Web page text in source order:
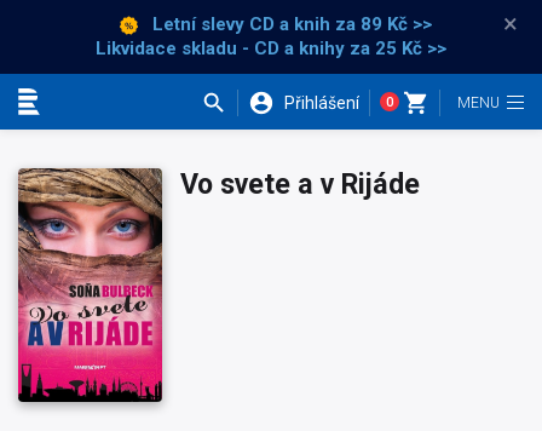
Letní slevy CD a knih za 89 Kč >>
Likvidace skladu - CD a knihy za 25 Kč >>
×
Přihlášení 0
Vo svete a v Rijáde